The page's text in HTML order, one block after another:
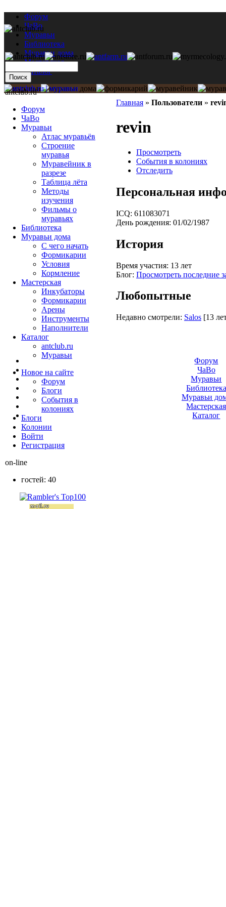
Форум
ЧаВо
Муравьи
Библиотека
Муравьи дома
Мастерская
Каталог
Главная » Пользователи »
revin
Просмотреть
События в колониях
Отследить
Персональная
ICQ: 611083071
День рождения: 01/02/1987
История
Время участия: 13 лет
Блог: Просмотреть последние
Любопытные
Недавно смотрели: Salos [13
antclub.ru
Форум
ЧаВо
Муравьи
Атлас муравьёв
Строение
муравья
Муравейник в
разрезе
Таблица лёта
Методы
изучения
Фильмы о
муравьях
Библиотека
Муравьи дома
С чего начать
Формикарии
Условия
Кормление
Мастерская
Инкубаторы
Формикарии
Арены
Инструменты
Наполнители
Каталог
antclub.ru
Муравьи
Новое на сайте
Форум
Блоги
События в
колониях
Блоги
Колонии
Войти
Peгиcтpaция
on-line
гостей: 40
Форум
ЧаВо
Муравьи
Библиотека
Муравьи
Мастерская
Каталог